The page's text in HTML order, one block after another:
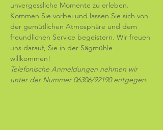
unvergessliche Momente zu erleben.
Kommen Sie vorbei und lassen Sie sich von
der gemütlichen Atmosphäre und dem
freundlichen Service begeistern. Wir freuen
uns darauf, Sie in der Sägmühle
willkommen!
Telefonische Anmeldungen nehmen wir
unter der Nummer 06306/92190 entgegen.